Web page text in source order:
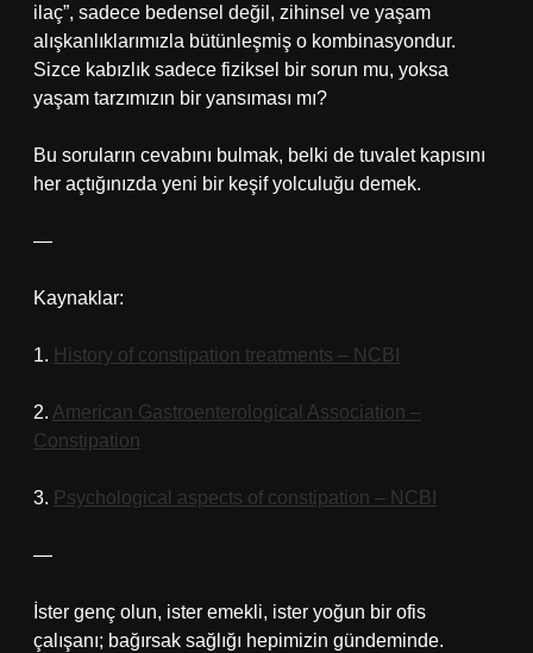
ilaç”, sadece bedensel değil, zihinsel ve yaşam
alışkanlıklarımızla bütünleşmiş o kombinasyondur.
Sizce kabızlık sadece fiziksel bir sorun mu, yoksa
yaşam tarzımızın bir yansıması mı?
Bu soruların cevabını bulmak, belki de tuvalet kapısını
her açtığınızda yeni bir keşif yolculuğu demek.
—
Kaynaklar:
1. History of constipation treatments – NCBI
2. American Gastroenterological Association –
Constipation
3. Psychological aspects of constipation – NCBI
—
İster genç olun, ister emekli, ister yoğun bir ofis
çalışanı; bağırsak sağlığı hepimizin gündeminde.